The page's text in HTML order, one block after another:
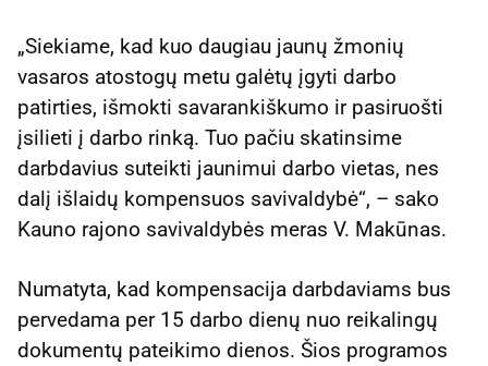
„Siekiame, kad kuo daugiau jaunų žmonių
vasaros atostogų metu galėtų įgyti darbo
patirties, išmokti savarankiškumo ir pasiruošti
įsilieti į darbo rinką. Tuo pačiu skatinsime
darbdavius suteikti jaunimui darbo vietas, nes
dalį išlaidų kompensuos savivaldybė“, – sako
Kauno rajono savivaldybės meras V. Makūnas.
Numatyta, kad kompensacija darbdaviams bus
pervedama per 15 darbo dienų nuo reikalingų
dokumentų pateikimo dienos. Šios programos